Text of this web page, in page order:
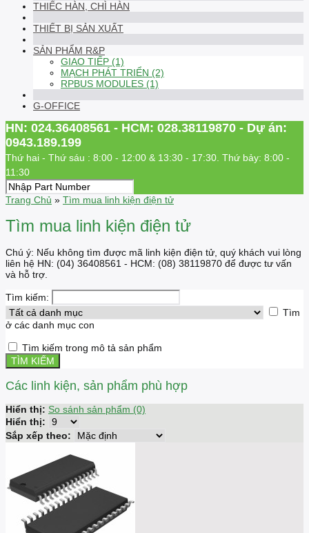
THIẾC HÀN, CHÌ HÀN
THIẾT BỊ SẢN XUẤT
SẢN PHẨM R&P
GIAO TIẾP (1)
MẠCH PHÁT TRIỂN (2)
RPBUS MODULES (1)
G-OFFICE
HN: 024.36408561 - HCM: 028.38119870 - Dự án:
0943.189.199
Thứ hai - Thứ sáu : 8:00 - 12:00 & 13:30 - 17:30. Thứ bảy: 8:00 -
11:30
Trang Chủ » Tìm mua linh kiện điện tử
Tìm mua linh kiện điện tử
Chú ý: Nếu không tìm được mã linh kiện điện tử, quý khách vui lòng
liên hệ HN: (04) 36408561 - HCM: (08) 38119870 để được tư vấn
và hỗ trợ.
Tìm kiếm:
Tìm
ở các danh mục con
Tìm kiếm trong mô tả sản phẩm
Các linh kiện, sản phẩm phù hợp
Hiển thị: So sánh sản phẩm (0)
Hiển thị:
Sắp xếp theo: